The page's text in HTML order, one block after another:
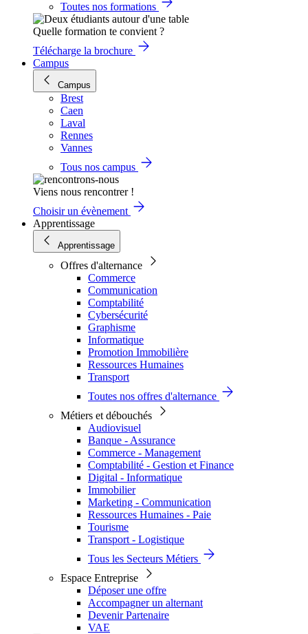
Toutes nos formations
Quelle formation te convient ?
Télécharge la brochure
Campus
Campus
Brest
Caen
Laval
Rennes
Vannes
Tous nos campus
Viens nous rencontrer !
Choisir un évènement
Apprentissage
Apprentissage
Offres d'alternance
Commerce
Communication
Comptabilité
Cybersécurité
Graphisme
Informatique
Promotion Immobilière
Ressources Humaines
Transport
Toutes nos offres d'alternance
Métiers et débouchés
Audiovisuel
Banque - Assurance
Commerce - Management
Comptabilité - Gestion et Finance
Digital - Informatique
Immobilier
Marketing - Communication
Ressources Humaines - Paie
Tourisme
Transport - Logistique
Tous les Secteurs Métiers
Espace Entreprise
Déposer une offre
Accompagner un alternant
Devenir Partenaire
VAE